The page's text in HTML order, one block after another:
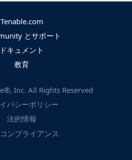
Tenable.com
とサポート
ドキュメント
教育
Inc. All Rights Reserved
バシーポリシー
法的情報
ンプライアンス